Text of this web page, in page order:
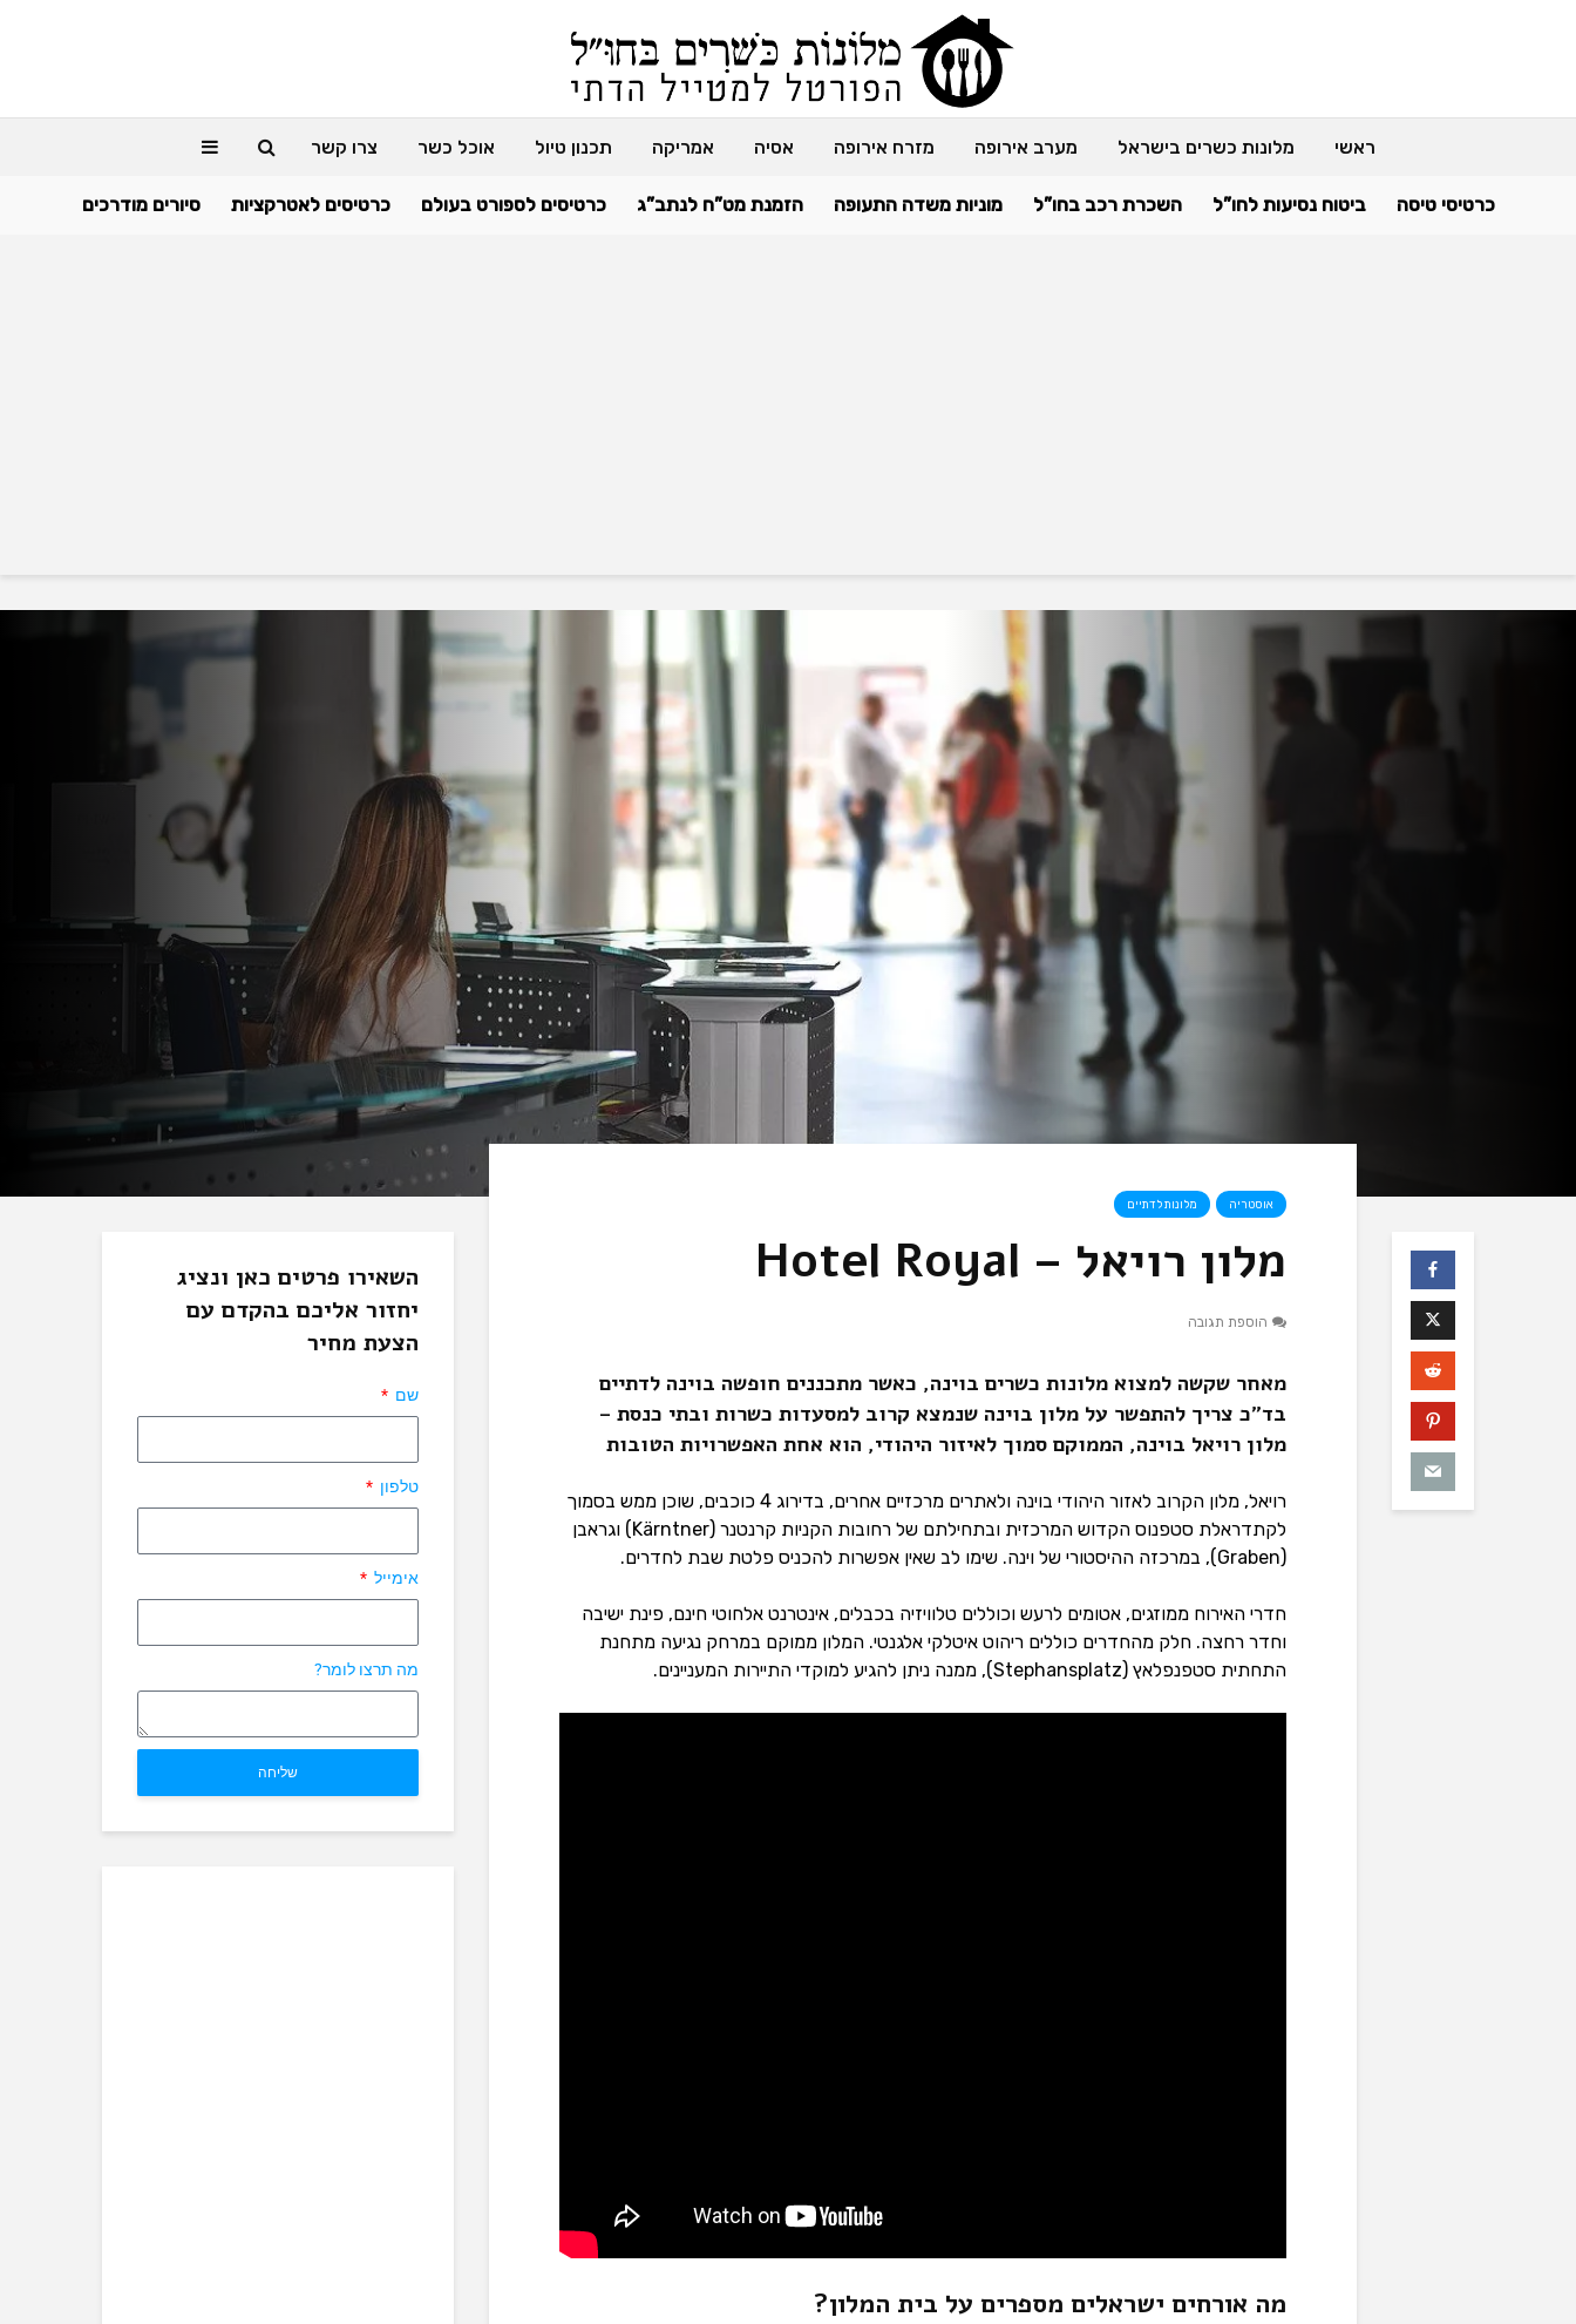
ראשי מלונות כשרים בישראל מערב אירופה מזרח אירופה אסיה אמריקה תכנון טיול אוכל כשר צרו קשר
כרטיסי טיסה ביטוח נסיעות לחו”ל השכרת רכב בחו”ל מוניות משדה התעופה הזמנת מט”ח לנתב”ג כרטיסים לספורט בעולם כרטיסים לאטרקציות סיורים מודרכים
אוסטריה מלונות לדתיים
מלון רויאל – Hotel Royal
הוספת תגובה
מאחר שקשה למצוא מלונות כשרים בוינה, כאשר מתכננים חופשה בוינה לדתיים
בד”כ צריך להתפשר על מלון בוינה שנמצא קרוב למסעדות כשרות ובתי כנסת –
מלון רויאל בוינה, הממוקם סמוך לאיזור היהודי, הוא אחת האפשרויות הטובות
רויאל, מלון הקרוב לאזור היהודי בוינה ולאתרים מרכזיים אחרים, בדירוג 4 כוכבים, שוכן ממש בסמוך
לקתדראלת סטפנוס הקדוש המרכזית ובתחילתם של רחובות הקניות קרנטנר (Kärntner) וגראבן
(Graben), במרכזה ההיסטורי של וינה. שימו לב שאין אפשרות להכניס פלטת שבת לחדרים.
חדרי האירוח ממוזגים, אטומים לרעש וכוללים טלוויזיה בכבלים, אינטרנט אלחוטי חינם, פינת ישיבה
וחדר רחצה. חלק מהחדרים כוללים ריהוט איטלקי אלגנטי. המלון ממוקם במרחק נגיעה מתחנת
התחתית סטפנפלאץ (Stephansplatz), ממנה ניתן להגיע למוקדי התיירות המעניינים.
מה אורחים ישראלים מספרים על בית המלון?
השאירו פרטים כאן ונציג
יחזור אליכם בהקדם עם
הצעת מחיר
שם
טלפון
אימייל
מה תרצו לומר?
שליחה